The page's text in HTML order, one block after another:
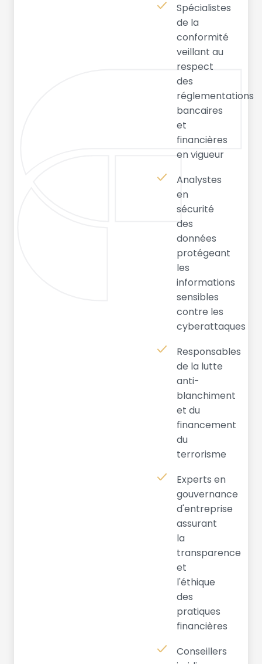
Spécialistes
de la
conformité
veillant au
respect
des
réglementations
bancaires
et
financières
en vigueur
Analystes
en
sécurité
des
données
protégeant
les
informations
sensibles
contre les
cyberattaques
Responsables
de la lutte
anti-
blanchiment
et du
financement
du
terrorisme
Experts en
gouvernance
d'entreprise
assurant
la
transparence
et
l'éthique
des
pratiques
financières
Conseillers